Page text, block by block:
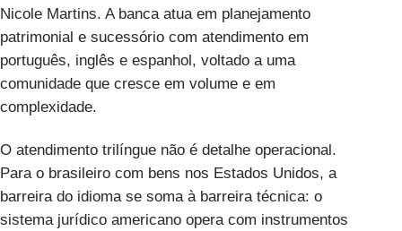
Nicole Martins. A banca atua em planejamento
patrimonial e sucessório com atendimento em
português, inglês e espanhol, voltado a uma
comunidade que cresce em volume e em
complexidade.
O atendimento trilíngue não é detalhe operacional.
Para o brasileiro com bens nos Estados Unidos, a
barreira do idioma se soma à barreira técnica: o
sistema jurídico americano opera com instrumentos